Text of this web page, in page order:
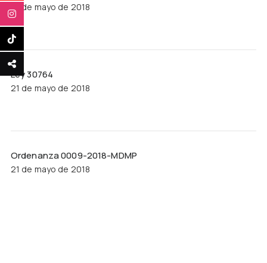
21 de mayo de 2018
Ley 30764
21 de mayo de 2018
Ordenanza 0009-2018-MDMP
21 de mayo de 2018